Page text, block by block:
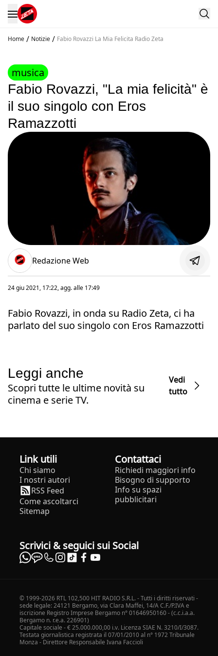
Home / Notizie / Fabio Rovazzi La Mia Felicita Radio Zeta
musica
Fabio Rovazzi, "La mia felicità" è
il suo singolo con Eros
Ramazzotti
Redazione Web
24 giu 2021, 17:22, agg. alle 17:49
Fabio Rovazzi, in onda su Radio Zeta, ci ha
parlato del suo singolo con Eros Ramazzotti
Leggi anche
Scopri tutte le ultime novità su
cinema e serie TV.
Vedi
tutto
Link utili
Chi siamo
I nostri autori
RSS Feed
Come ascoltarci
Sitemap
Contattaci
Richiedi maggiori info
Bisogno di supporto
Info su spazi
pubblicitari
Scrivici & seguici sui Social
© 1999-2026 RTL 102,500 HIT RADIO S.R.L. - Tutti i diritti riservati -
sede legale: 24121 Bergamo, via Clara Maffei, 14/A C.F./P.IVA e
iscrizione Registro Imprese Bergamo n° 01646950160 - (c.c.i.a.a.
Bergamo n. r.e.a. 226901)
Capitale sociale - € 25.000.000,00 i.v. Licenza SIAE N. 3210/I/3087.
Testata giornalistica registrata il 07/01/2010 al n° 1972 Tribunale
Monza - Direttore Responsabile Ivana Faccioli